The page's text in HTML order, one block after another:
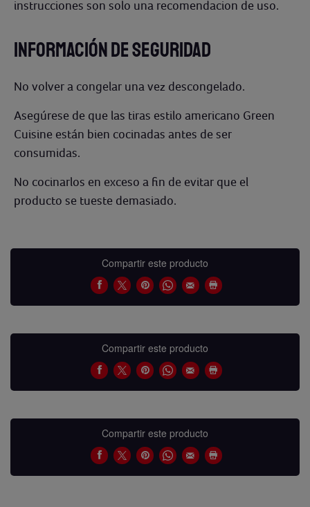
instrucciones son solo una recomendacion de uso.
INFORMACIÓN DE SEGURIDAD
No volver a congelar una vez descongelado.
Asegúrese de que las tiras estilo americano Green
Cuisine están bien cocinadas antes de ser
consumidas.
No cocinarlos en exceso a fin de evitar que el
producto se tueste demasiado.
Compartir este producto
Compartir este producto
Compartir este producto